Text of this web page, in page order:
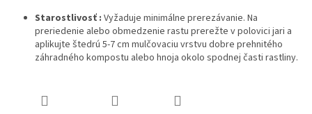
Starostlivosť : Vyžaduje minimálne prerezávanie. Na
preriedenie alebo obmedzenie rastu prerežte v polovici jari a
aplikujte štedrú 5-7 cm mulčovaciu vrstvu dobre prehnitého
záhradného kompostu alebo hnoja okolo spodnej časti rastliny.